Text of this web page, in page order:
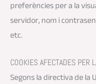
preferències per a la
servidor, nom i
etc.
COOKIES AFECTADES PER
Segons la directiva de la